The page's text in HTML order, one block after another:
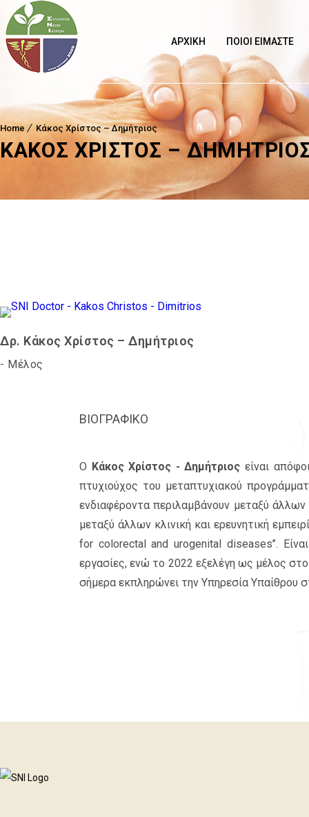
ΑΡΧΙΚΉ ΠΟΙΟΙ ΕΊΜΑΣΤΕ
Home Κάκος Χρίστος – Δημήτριος
ΚΆΚΟΣ ΧΡΊΣΤΟΣ –
Δρ. Κάκος Χρίστος – Δημήτριος
- Μέλος
ΒΙΟΓΡΑΦΙΚΌ
Ο Κάκος Χρίστος - Δημήτριος είναι
πτυχιούχος του μεταπτυχιακού
ενδιαφέροντα περιλαμβάνουν μεταξύ άλλων
μεταξύ άλλων κλινική και ερευνητική
for colorectal and urogenital diseases’’.
εργασίες, ενώ το 2022 εξελέγη ως μέλος στο
σήμερα εκπληρώνει την Υπηρεσία Υπαίθρου